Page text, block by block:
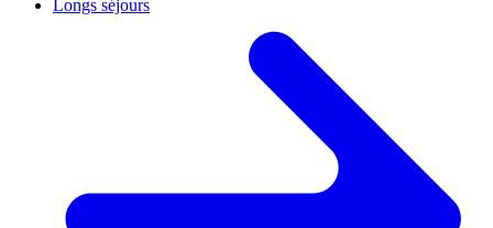
Longs séjours